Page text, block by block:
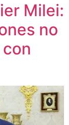
Milei:
no